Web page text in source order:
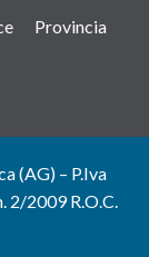
Provincia
(AG) – P.Iva
2/2009 R.O.C.